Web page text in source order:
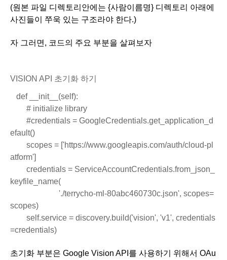
(원본 파일 디렉토리안에는 {사람이름명} 디렉토리 아래에
사진들이 쭈욱 있는 구조라야 한다.)
자 그러면, 코드의 주요 부분을 살펴보자
VISION API 초기화 하기
def __init__(self):
# initialize library
efault()
atform']
keyfile_name(
scopes)
=credentials)
초기화 부분은 Google Vision API를 사용하기 위해서 OAu